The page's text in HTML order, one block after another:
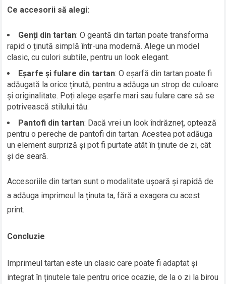
Ce accesorii să alegi:
Genți din tartan: O geantă din tartan poate transforma
rapid o ținută simplă într-una modernă. Alege un model
clasic, cu culori subtile, pentru un look elegant.
Eșarfe și fulare din tartan: O eșarfă din tartan poate fi
adăugată la orice ținută, pentru a adăuga un strop de culoare
și originalitate. Poți alege eșarfe mari sau fulare care să se
potrivească stilului tău.
Pantofi din tartan: Dacă vrei un look îndrăzneț, optează
pentru o pereche de pantofi din tartan. Acestea pot adăuga
un element surpriză și pot fi purtate atât în ținute de zi, cât
și de seară.
Accesoriile din tartan sunt o modalitate ușoară și rapidă de
a adăuga imprimeul la ținuta ta, fără a exagera cu acest
print.
Concluzie
Imprimeul tartan este un clasic care poate fi adaptat și
integrat în ținutele tale pentru orice ocazie, de la o zi la birou